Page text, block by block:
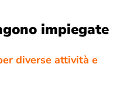
impiegate
diverse attività e